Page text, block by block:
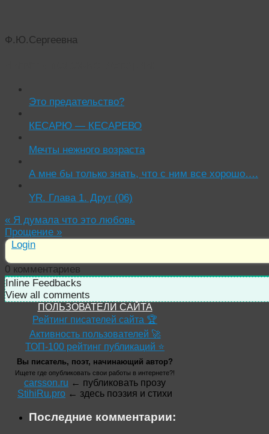
Ф.Ю.Сергеевна
Это предательство?
КЕСАРЮ — КЕСАРЕВО
Мечты нежного возраста
А мне бы только знать, что с ним все хорошо….
YR. Глава 1. Друг (06)
« Я думала что это любовь
Прощение »
Login
0 комментариев
Inline Feedbacks
View all comments
ПОЛЬЗОВАТЕЛИ САЙТА
Рейтинг писателей сайта 🏆
Активность пользователей 🚀
ТОП-100 рейтинг публикаций ⭐
Вы писатель, поэт, начинающий автор?
Ищете где опубликовать свои работы в интернете?!
carsson.ru ← публиковать прозу
StihiRu.pro ← здесь поэзия и стихи
Последние комментарии: